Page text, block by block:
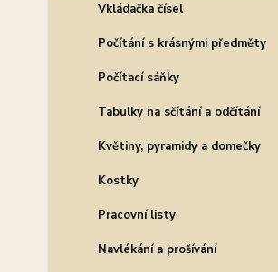
Vkládačka čísel
Počítání s krásnými předměty
Počítací sáňky
Tabulky na sčítání a odčítání
Květiny, pyramidy a domečky
Kostky
Pracovní listy
Navlékání a prošívání